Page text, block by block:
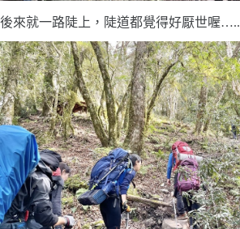
後來就一路陡上，陡道都覺得好厭世喔…..